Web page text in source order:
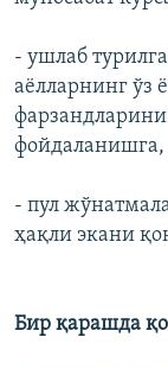
- ушлаб
аёлларнинг ўз
фойдаланишга,
- пул
ҳақли экани
Бир қарашда